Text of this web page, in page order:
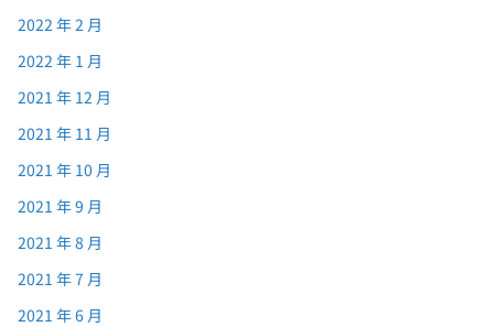
2022 年 2 月
2022 年 1 月
2021 年 12 月
2021 年 11 月
2021 年 10 月
2021 年 9 月
2021 年 8 月
2021 年 7 月
2021 年 6 月